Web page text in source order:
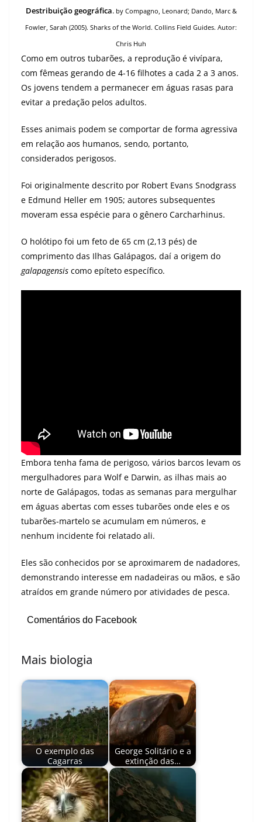
Destribuição geográfica. by Compagno, Leonard; Dando, Marc &
Fowler, Sarah (2005). Sharks of the World. Collins Field Guides. Autor:
Chris Huh
Como em outros tubarões, a reprodução é vivípara,
com fêmeas gerando de 4-16 filhotes a cada 2 a 3 anos.
Os jovens tendem a permanecer em águas rasas para
evitar a predação pelos adultos.
Esses animais podem se comportar de forma agressiva
em relação aos humanos, sendo, portanto,
considerados perigosos.
Foi originalmente descrito por Robert Evans Snodgrass
e Edmund Heller em 1905; autores subsequentes
moveram essa espécie para o gênero Carcharhinus.
O holótipo foi um feto de 65 cm (2,13 pés) de
comprimento das Ilhas Galápagos, daí a origem do
galapagensis como epíteto específico.
Embora tenha fama de perigoso, vários barcos levam os
mergulhadores para Wolf e Darwin, as ilhas mais ao
norte de Galápagos, todas as semanas para mergulhar
em águas abertas com esses tubarões onde eles e os
tubarões-martelo se acumulam em números, e
nenhum incidente foi relatado ali.
Eles são conhecidos por se aproximarem de nadadores,
demonstrando interesse em nadadeiras ou mãos, e são
atraídos em grande número por atividades de pesca.
Comentários do Facebook
Mais biologia
O exemplo das
Cagarras
George Solitário e a
extinção das…